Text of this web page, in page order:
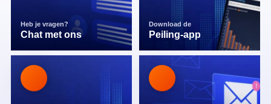
Heb je vragen?
Chat met ons
Download de
Peiling-app